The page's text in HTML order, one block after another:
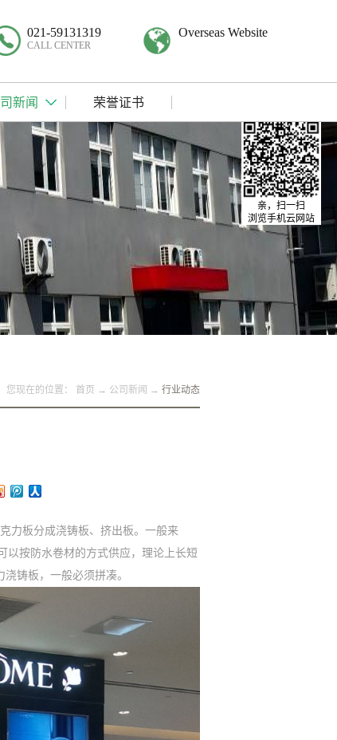
021-59131319
CALL CENTER
Overseas Website
新闻 荣誉证书
您现在的位置： 首页 → 公司新闻 → 行业动态
力板分成浇铸板、挤出板。一般来
以按防水卷材的方式供应，理论上长短
铸板，一般必须拼凑。
亲，扫一扫
浏览手机云网站